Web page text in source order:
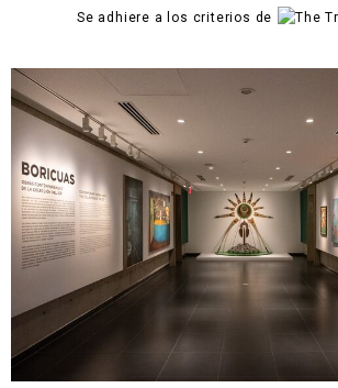
Se adhiere a los criterios de